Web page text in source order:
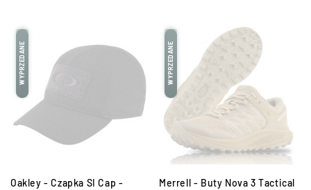
WYPRZEDANE
Oakley - Czapka SI Cap -
WYPRZEDANE
Merrell - Buty Nova 3 Tactical